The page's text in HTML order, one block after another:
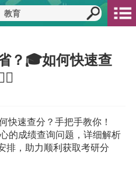
？🎓如何快速查
快速查分？手把手教你！
的成绩查询问题，详细解析
排，助力顺利获取考研分